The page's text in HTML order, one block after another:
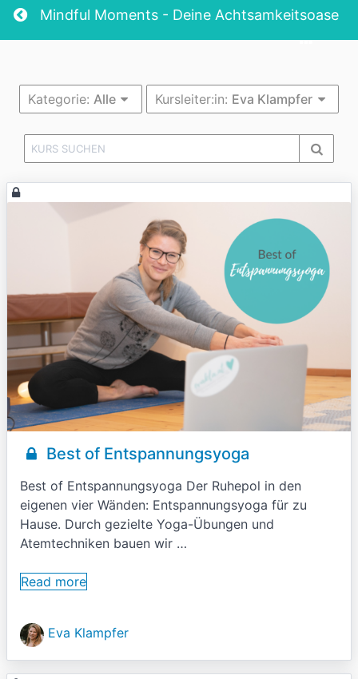
Return home
Mindful Moments - Deine Achtsamkeitsoase
Kategorie: Alle Kursleiter:in: Eva Klampfer
Best of Entspannungsyoga
Best of Entspannungsyoga Der Ruhepol in den
eigenen vier Wänden: Entspannungsyoga für zu
Hause. Durch gezielte Yoga-Übungen und
Atemtechniken bauen wir …
Read more
Eva Klampfer